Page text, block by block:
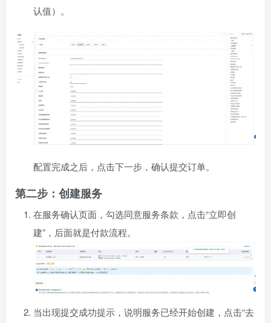
认值）。
配置完成之后，点击下一步，确认提交订单。
第二步：创建服务
在服务确认页面，勾选同意服务条款，点击“立即创
建”，后面就是付款流程。
当出现提交成功提示，说明服务已经开始创建，点击“去